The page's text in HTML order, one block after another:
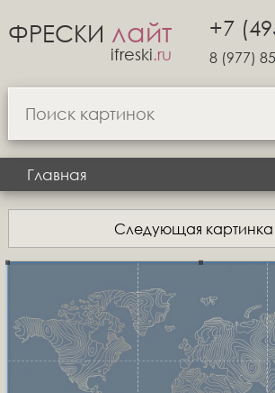
ФРЕСКИ лайт
ifreski.ru
+7
8 (977)
Главная
Следующая